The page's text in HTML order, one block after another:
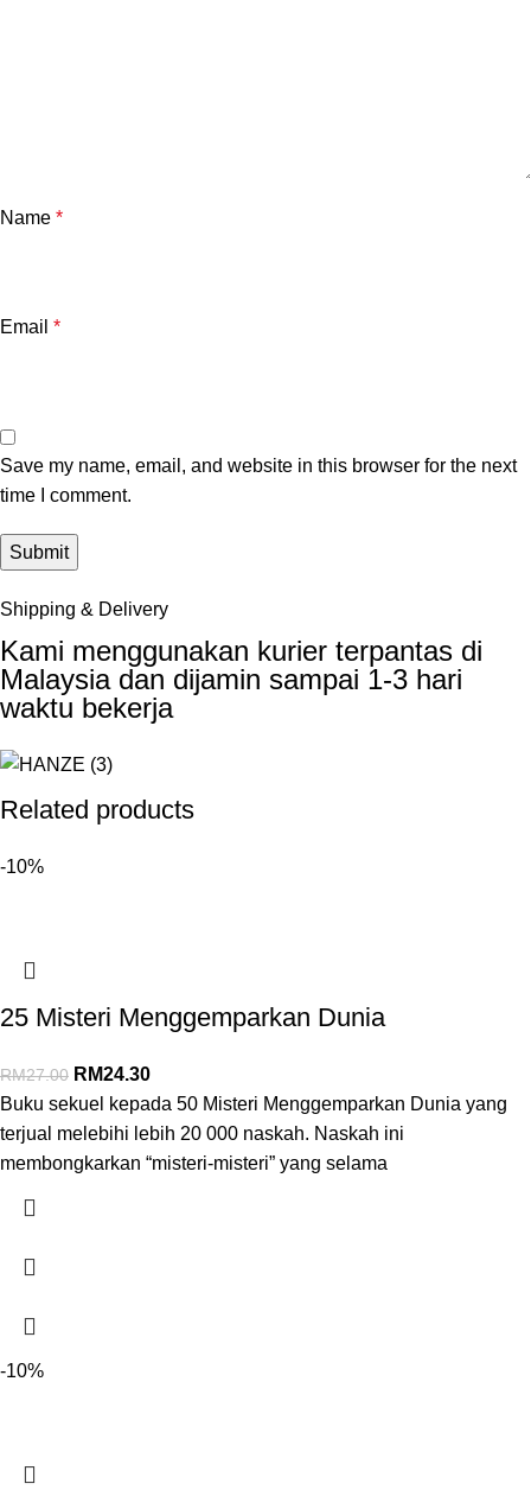
Name *
Email *
Save my name, email, and website in this browser for the next
time I comment.
Shipping & Delivery
Kami menggunakan kurier terpantas di
Malaysia dan dijamin sampai 1-3 hari
waktu bekerja
Related products
-10%
25 Misteri Menggemparkan Dunia
RM27.00 RM24.30
Buku sekuel kepada 50 Misteri Menggemparkan Dunia yang
terjual melebihi lebih 20 000 naskah. Naskah ini
membongkarkan “misteri-misteri” yang selama
-10%